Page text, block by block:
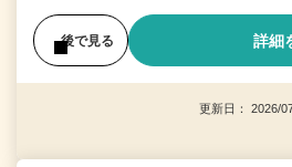
後で見る 詳細
更新日： 2026/